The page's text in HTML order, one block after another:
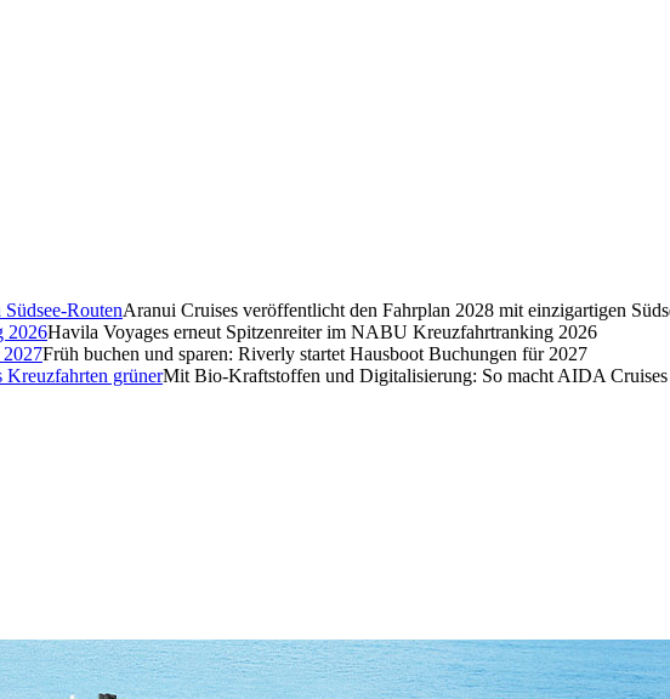
Aranui Cruises veröffentlicht den Fahrplan 2028 mit einzigartigen
Havila Voyages erneut Spitzenreiter im NABU Kreuzfahrtranking 2026
Früh buchen und sparen: Riverly startet Hausboot Buchungen für 2027
Mit Bio-Kraftstoffen und Digitalisierung: So macht AIDA